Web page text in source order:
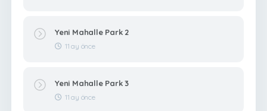
Yeni Mahalle Park 2
11 ay önce
Yeni Mahalle Park 3
11 ay önce